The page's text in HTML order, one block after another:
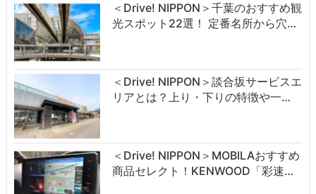
＜Drive! NIPPON＞千葉のおすすめ観
光スポット22選！ 定番名所から穴…
＜Drive! NIPPON＞談合坂サービスエ
リアとは？上り・下りの特徴や一…
＜Drive! NIPPON＞MOBILAおすすめ
商品セレクト！KENWOOD「彩速…